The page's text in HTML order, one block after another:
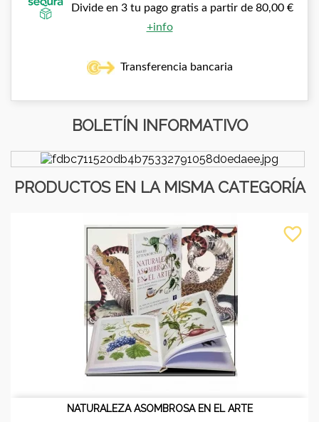
Divide en 3 tu pago gratis a partir de 80,00 €
+info
Transferencia bancaria
BOLETÍN INFORMATIVO
PRODUCTOS EN LA MISMA CATEGORÍA
NATURALEZA ASOMBROSA EN EL ARTE
favorite_border